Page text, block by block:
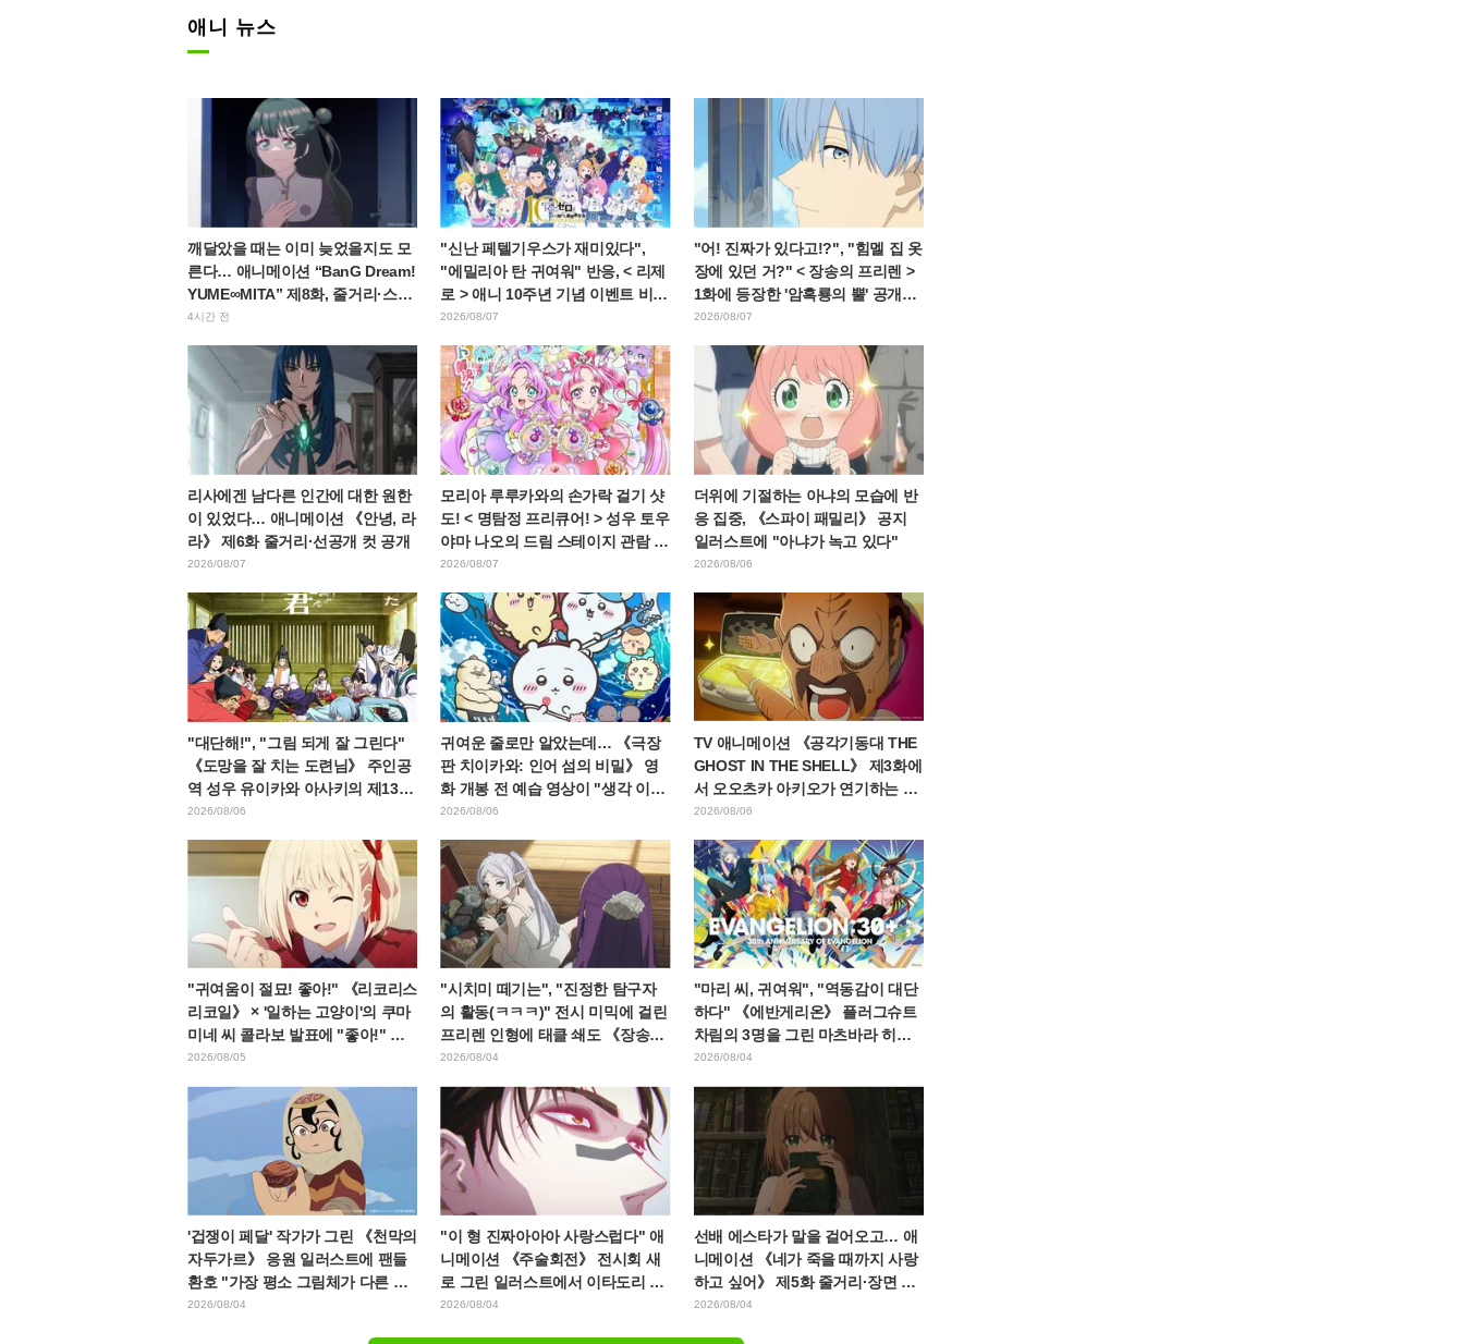
애니 뉴스
깨달았을 때는 이미 늦었을지도 모
른다… 애니메이션 “BanG Dream!
YUME∞MITA” 제8화, 줄거리·스틸
컷 공개
4시간 전
"신난 페텔기우스가 재미있다",
"에밀리아 탄 귀여워" 반응, < 리제
로 > 애니 10주년 기념 이벤트 비주
얼 공개
2026/08/07
"어! 진짜가 있다고!?", "힘멜 집 옷
장에 있던 거?" < 장송의 프리렌 >
1화에 등장한 '암흑룡의 뿔' 공개에
팬들 경악
2026/08/07
리사에겐 남다른 인간에 대한 원한
이 있었다… 애니메이션 《안녕, 라
라》 제6화 줄거리·선공개 컷 공개
2026/08/07
모리아 루루카와의 손가락 걸기 샷
도! < 명탐정 프리큐어! > 성우 토우
야마 나오의 드림 스테이지 관람 보
고에 "W 아르카나다" 반응
2026/08/07
더위에 기절하는 아냐의 모습에 반
응 집중, 《스파이 패밀리》 공지
일러스트에 "아냐가 녹고 있다"
2026/08/06
"대단해!", "그림 되게 잘 그린다"
《도망을 잘 치는 도련님》 주인공
역 성우 유이카와 아사키의 제13화
ED 일러스트에 찬사 속출
2026/08/06
귀여운 줄로만 알았는데… 《극장
판 치이카와: 인어 섬의 비밀》 영
화 개봉 전 예습 영상이 "생각 이상
으로 가혹하다", "노동 얘기뿐이
2026/08/06
TV 애니메이션 《공각기동대 THE
GHOST IN THE SHELL》 제3화에
서 오오츠카 아키오가 연기하는 마
레스 대령 등장! 캐스트 코멘트 &
2026/08/06
"귀여움이 절묘! 좋아!" 《리코리스
리코일》 × '일하는 고양이'의 쿠마
미네 씨 콜라보 발표에 "좋아!" 반
응 잇따라
2026/08/05
"시치미 떼기는", "진정한 탐구자
의 활동(ㅋㅋㅋ)" 전시 미믹에 걸린
프리렌 인형에 태클 쇄도 《장송의
프리렌》
2026/08/04
"마리 씨, 귀여워", "역동감이 대단
하다" 《에반게리온》 플러그슈트
차림의 3명을 그린 마츠바라 히데
노리 씨의 아름다운 드로잉 공개에
2026/08/04
'겁쟁이 페달' 작가가 그린 《천막의
자두가르》 응원 일러스트에 팬들
환호 "가장 평소 그림체가 다른 사
람이 그리면 이렇게 된다"
2026/08/04
"이 형 진짜아아아 사랑스럽다" 애
니메이션 《주술회전》 전시회 새
로 그린 일러스트에서 이타도리 유
지에게 다가가는 초소에 팬들 환호
2026/08/04
선배 에스타가 말을 걸어오고… 애
니메이션 《네가 죽을 때까지 사랑
하고 싶어》 제5화 줄거리·장면 컷·
WEB 예고·에피소드 포스터 공개
2026/08/04